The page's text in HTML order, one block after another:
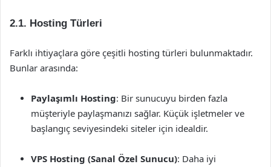
2.1. Hosting Türleri
Farklı ihtiyaçlara göre çeşitli hosting türleri bulunmaktadır.
Bunlar arasında:
Paylaşımlı Hosting: Bir sunucuyu birden fazla
müşteriyle paylaşmanızı sağlar. Küçük işletmeler ve
başlangıç seviyesindeki siteler için idealdir.
VPS Hosting (Sanal Özel Sunucu): Daha iyi